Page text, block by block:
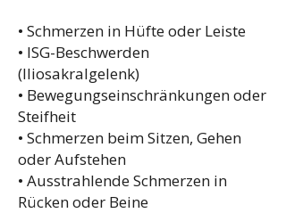
• Schmerzen in Hüfte oder Leiste
• ISG-Beschwerden
(Iliosakralgelenk)
• Bewegungseinschränkungen oder
Steifheit
• Schmerzen beim Sitzen, Gehen
oder Aufstehen
• Ausstrahlende Schmerzen in
Rücken oder Beine